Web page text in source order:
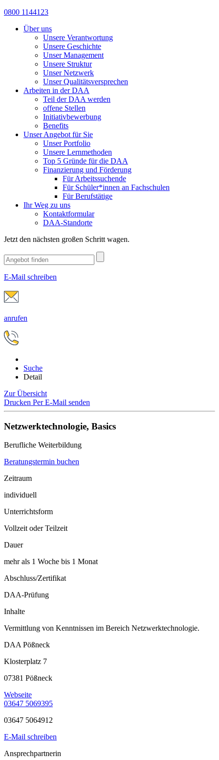
0800 1144123
Über uns
Unsere Verantwortung
Unsere Geschichte
Unser Management
Unsere Struktur
Unser Netzwerk
Unser Qualitätsversprechen
Arbeiten in der DAA
Teil der DAA werden
offene Stellen
Initiativbewerbung
Benefits
Unser Angebot für Sie
Unser Portfolio
Unsere Lernmethoden
Top 5 Gründe für die DAA
Finanzierung und Förderung
Für Arbeitssuchende
Für Schüler*innen an Fachschulen
Für Berufstätige
Ihr Weg zu uns
Kontaktformular
DAA-Standorte
Jetzt den nächsten großen Schritt wagen.
E-Mail schreiben
anrufen
Suche
Detail
Zur Übersicht
Drucken Per E-Mail senden
Netzwerktechnologie, Basics
Berufliche Weiterbildung
Beratungstermin buchen
Zeitraum
individuell
Unterrichtsform
Vollzeit oder Teilzeit
Dauer
mehr als 1 Woche bis 1 Monat
Abschluss/Zertifikat
DAA-Prüfung
Inhalte
Vermittlung von Kenntnissen im Bereich Netzwerktechnologie.
DAA Pößneck
Klosterplatz 7
07381 Pößneck
Webseite
03647 5069395
03647 5064912
E-Mail schreiben
Ansprechpartnerin